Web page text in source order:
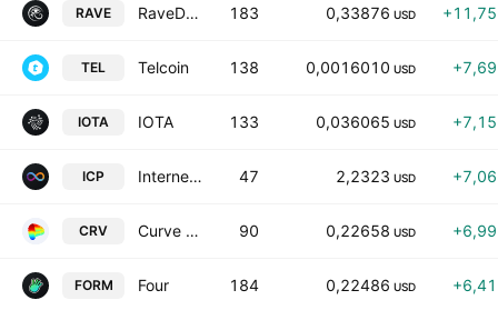
RAVE RaveDAO 183 0,33876 USD
TEL Telcoin 138 0,0016010 USD
IOTA IOTA 133 0,036065 USD
ICP Internet Computer 47 2,2323 USD
CRV Curve DAO Token 90 0,22658 USD
FORM Four 184 0,22486 USD